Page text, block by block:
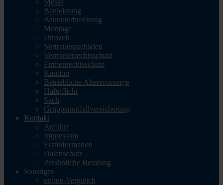
Bauleistung
Bauunterbrechung
Montage
Umwelt
Vertrauensschäden
Vermieterrechtsschutz
Firmenrechtsschutz
Kaution
Betriebliche Altersvorsorge
Haftpflicht
Sach
Gruppenunfallversicherung
Kontakt
Anfahrt
Impressum
Erstinformation
Datenschutz
Persönliche Beratung
Sonstiges
online-Vergleich